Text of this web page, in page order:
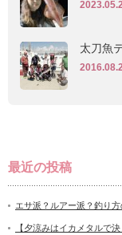
太刀魚
最近の投稿
エサ派？ルアー派？釣り
【夕涼みはイカメタルで